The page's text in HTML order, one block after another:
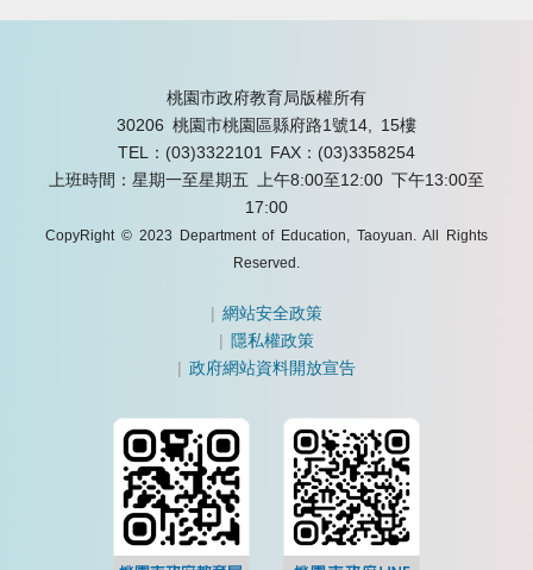
桃園市政府教育局版權所有
30206 桃園市桃園區縣府路1號14, 15樓
TEL：(03)3322101
FAX：(03)3358254
上班時間：星期一至星期五 上午8:00至12:00 下午13:00至
17:00
CopyRight © 2023 Department of Education, Taoyuan. All Rights
Reserved.
|網站安全政策
| 隱私權政策
|政府網站資料開放宣告